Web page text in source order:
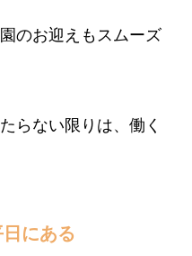
のお迎えもスムーズ
らない限りは、働く
にある